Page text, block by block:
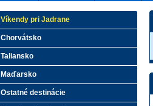
Víkendy pri Jadrane
Chorvátsko
Taliansko
Maďarsko
Ostatné destinácie